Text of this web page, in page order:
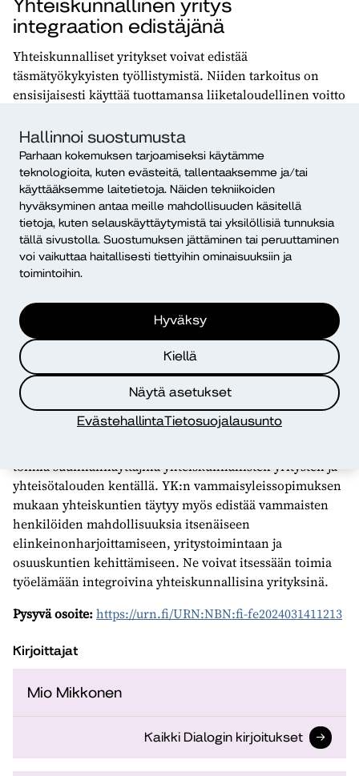
Hallinnoi suostumusta
Parhaan kokemuksen tarjoamiseksi käytämme
teknologioita, kuten evästeitä, tallentaaksemme ja/tai
käyttääksemme laitetietoja. Näiden tekniikoiden
hyväksyminen antaa meille mahdollisuuden käsitellä
tietoja, kuten selauskäyttäytymistä tai yksilöllisiä tunnuksia
tällä sivustolla. Suostumuksen jättäminen tai peruuttaminen
voi vaikuttaa haitallisesti tiettyihin ominaisuuksiin ja
toimintoihin.
Hyväksy
Kiellä
Näytä asetukset
EvästehallintaTietosuojalausunto
Yhteiskunnallinen yritys
integraation edistäjänä
Yhteiskunnalliset yritykset voivat edistää
täsmätyökykyisten työllistymistä. Niiden tarkoitus on
ensisijaisesti käyttää tuottamansa liiketaloudellinen voitto
päämäärää, ja joidenkin yhteiskunnallisten yritysten
päämäärä on työelämän integraatio täsmätyökykyisiä
työllistämällä.
Eeva Salmi, Kimmo Kumlander ja Maiju Uotila kirjoittavat
DiakinYhteiskunnallinen yritys(2023) -julkaisussa, että
”työhön integroiva yhteiskunnallinen yritys” -käsite ei ole
vakiintunut käyttöön Suomessa, eikä sille ole tarkkaa
määritelmää. Työhön integroivia yhteiskunnallisia
yrityksiä toimii monilla toimialoilla, ja yhdistävä tekijä
niille on pyrkimys työllistää pysyvästi täsmätyökykyisiä
tai muita heikossa työmarkkina-asemassa olevia
henkilöitä tai mahdollistaa heidän siirtymisensä
avoimille työmarkkinoille.
Myös työllistymistä edistävät järjestötoimijat voivat toimia
työhön integroivina yhteiskunnallisina yrityksinä.
toimia suunnannäyttäjinä yhteiskunnallisten yritysten ja
yhteisötalouden kentällä. YK:n vammaisyleissopimuksen
mukaan yhteiskuntien täytyy myös edistää vammaisten
henkilöiden mahdollisuuksia itsenäiseen
elinkeinonharjoittamiseen, yritystoimintaan ja
osuuskuntien kehittämiseen. Ne voivat itsessään toimia
työelämään integroivina yhteiskunnallisina yrityksinä.
Pysyvä osoite:https://urn.fi/URN:NBN:fi-fe2024031411213
Kirjoittajat
Mio Mikkonen
Kaikki Dialogin kirjoitukset